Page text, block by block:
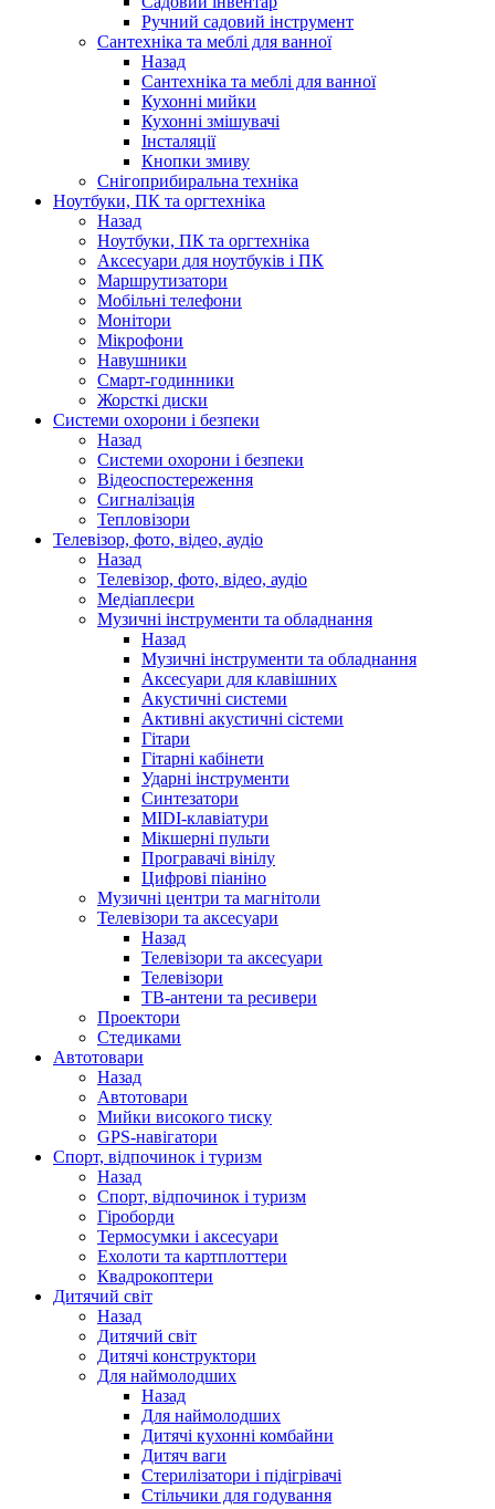
Ручний садовий інструмент
Сантехніка та меблі для ванної
Назад
Сантехніка та меблі для ванної
Кухонні мийки
Кухонні змішувачі
Інсталяції
Кнопки змиву
Снігоприбиральна техніка
Ноутбуки, ПК та оргтехніка
Назад
Ноутбуки, ПК та оргтехніка
Аксесуари для ноутбуків і ПК
Маршрутизатори
Мобільні телефони
Монітори
Мікрофони
Навушники
Смарт-годинники
Жорсткі диски
Системи охорони і безпеки
Назад
Системи охорони і безпеки
Відеоспостереження
Сигналізація
Тепловізори
Телевізор, фото, відео, аудіо
Назад
Телевізор, фото, відео, аудіо
Медіаплеєри
Музичні інструменти та обладнання
Назад
Музичні інструменти та обладнання
Аксесуари для клавішних
Акустичні системи
Активні акустичні сістеми
Гітари
Гітарні кабінети
Ударні інструменти
Синтезатори
MIDI-клавіатури
Мікшерні пульти
Програвачі вінілу
Цифрові піаніно
Музичні центри та магнітоли
Телевізори та аксесуари
Назад
Телевізори та аксесуари
Телевізори
ТВ-антени та ресивери
Проектори
Стедиками
Автотовари
Назад
Автотовари
Мийки високого тиску
GPS-навігатори
Спорт, відпочинок і туризм
Назад
Спорт, відпочинок і туризм
Гіроборди
Термосумки і аксесуари
Ехолоти та картплоттери
Квадрокоптери
Дитячий світ
Назад
Дитячий світ
Дитячі конструктори
Для наймолодших
Назад
Для наймолодших
Дитячі кухонні комбайни
Дитяч ваги
Стерилізатори і підігрівачі
Стільчики для годування